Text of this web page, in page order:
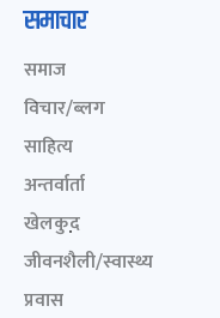
समाचार
समाज
विचार/ब्लग
साहित्य
अन्तर्वार्ता
खेलकुद़़
जीवनशैली/स्वास्थ्य
प्रवास